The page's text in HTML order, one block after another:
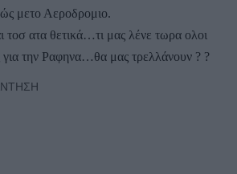
μετο Αεροδρομιο.
τοσ ατα θετικά…τι μας λένε τωρα ολοι
για την Ραφηνα…θα μας τρελλάνουν ? ?